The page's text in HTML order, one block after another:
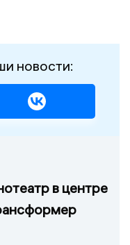
новости:
в центре